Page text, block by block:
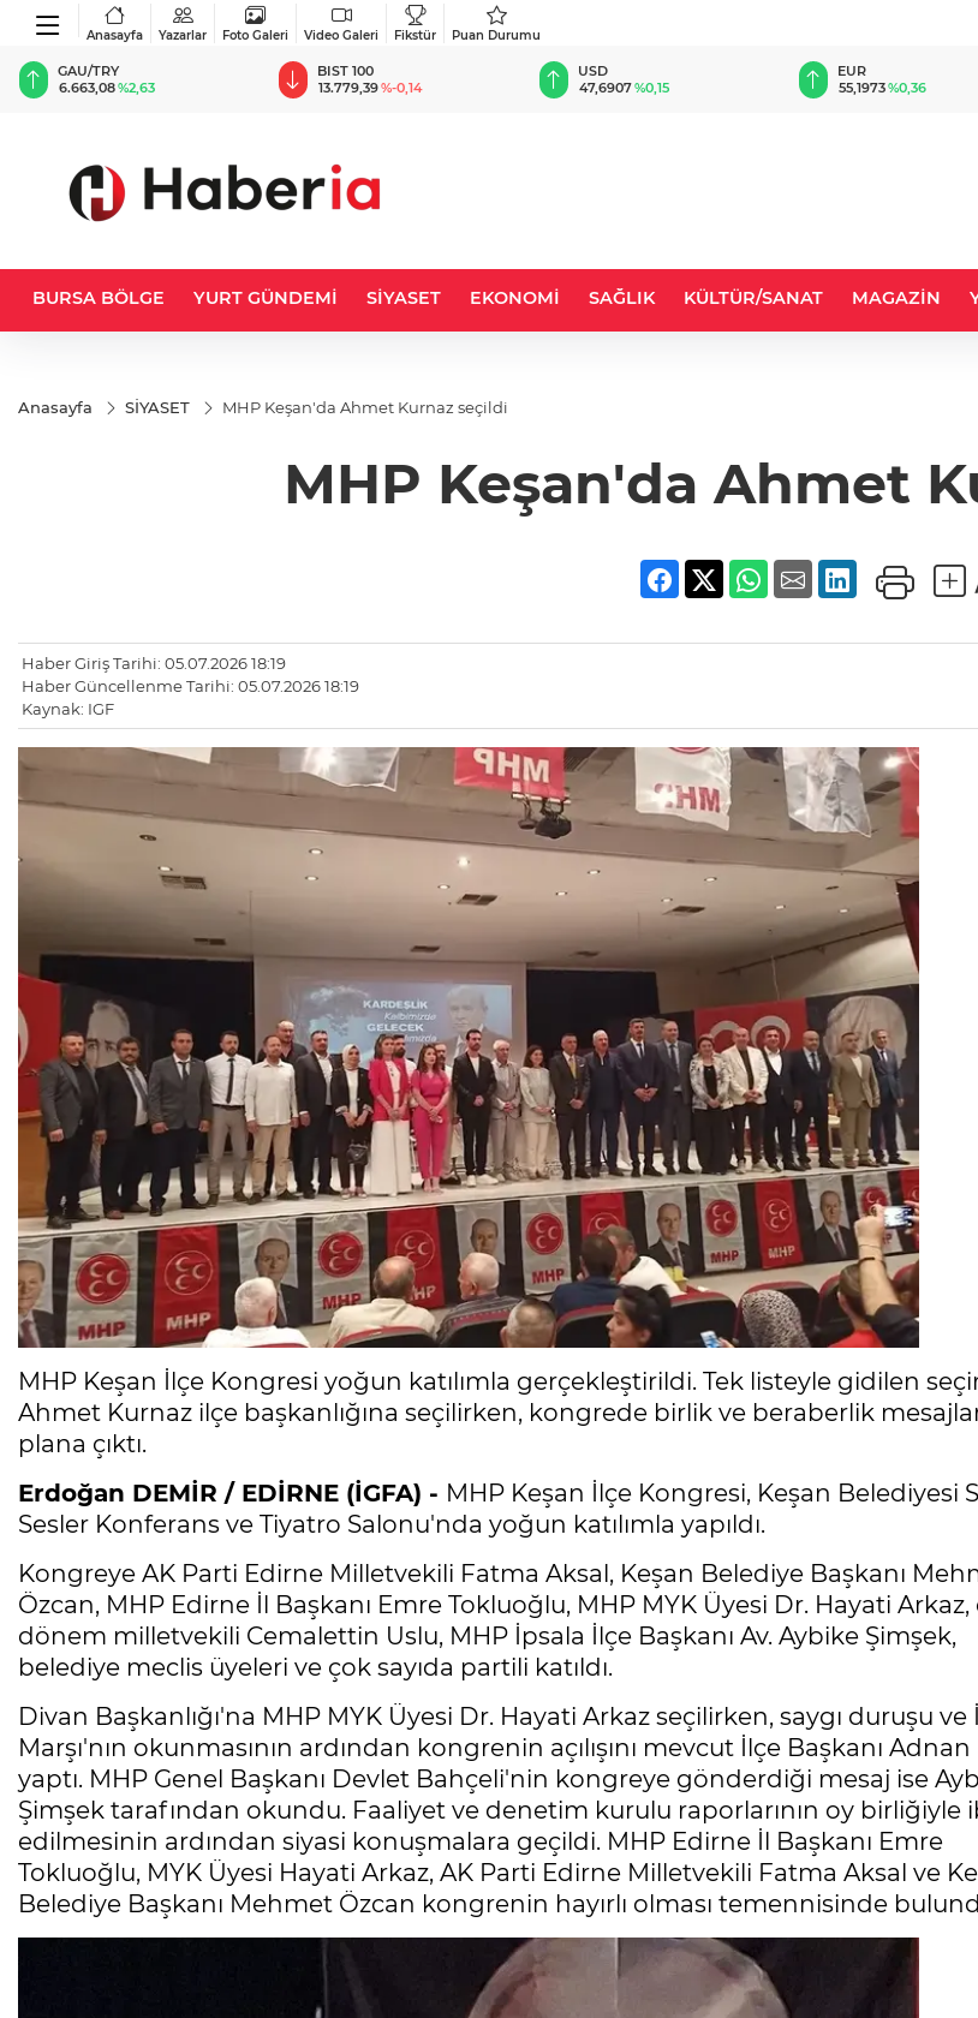
Anasayfa Yazarlar Foto Galeri Video Galeri Fikstür Puan Durumu
BIST 100
13.779,39 %-0,14
USD
47,6907%0,15
EUR
55,1973%0,36
GBP
64,4123%0,42
BURSA BÖLGE YURT GÜNDEMİ SİYASET EKONOMİ SAĞLIK KÜLTÜR/SANAT MAGAZİN
Anasayfa SİYASET MHP Keşan'da Ahmet Kurnaz seçildi
MHP Keşan'da Ahmet
Haber Giriş Tarihi: 05.07.2026 18:19
Haber Güncellenme Tarihi: 05.07.2026 18:19
Kaynak: IGF
MHP Keşan İlçe Kongresi yoğun katılımla gerçekleştirildi. Tek listeyle gidilen
Ahmet Kurnaz ilçe başkanlığına seçilirken, kongrede birlik ve beraberlik
plana çıktı.
Erdoğan DEMİR / EDİRNE (İGFA) - MHP Keşan İlçe Kongresi, Keşan Belediyesi
Sesler Konferans ve Tiyatro Salonu'nda yoğun katılımla yapıldı.
Kongreye AK Parti Edirne Milletvekili Fatma Aksal, Keşan Belediye Başkanı
Özcan, MHP Edirne İl Başkanı Emre Tokluoğlu, MHP MYK Üyesi Dr. Hayati
dönem milletvekili Cemalettin Uslu, MHP İpsala İlçe Başkanı Av. Aybike Şimşek,
belediye meclis üyeleri ve çok sayıda partili katıldı.
Divan Başkanlığı'na MHP MYK Üyesi Dr. Hayati Arkaz seçilirken, saygı duruşu ve
Marşı'nın okunmasının ardından kongrenin açılışını mevcut İlçe Başkanı
yaptı. MHP Genel Başkanı Devlet Bahçeli'nin kongreye gönderdiği mesaj ise
Şimşek tarafından okundu. Faaliyet ve denetim kurulu raporlarının oy birliğiyle
edilmesinin ardından siyasi konuşmalara geçildi. MHP Edirne İl Başkanı Emre
Tokluoğlu, MYK Üyesi Hayati Arkaz, AK Parti Edirne Milletvekili Fatma Aksal ve
Belediye Başkanı Mehmet Özcan kongrenin hayırlı olması temennisinde